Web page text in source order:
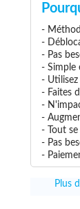
-
-
- Pas
- Simple
-
- Faites
-
-
- Tout
- Pas
-
Plus